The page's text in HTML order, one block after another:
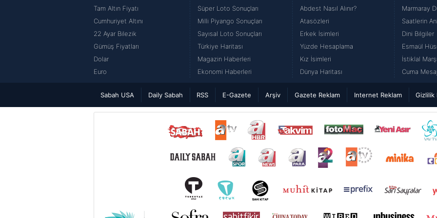
Tam Altın Fiyatı
Cumhuriyet Altını
22 Ayar Bilezik
Gümüş Fiyatları
Dolar
Euro
Süper Loto Sonuçları
Milli Piyango Sonuçları
Sayısal Loto Sonuçları
Türkiye Haritası
Magazin Haberleri
Ekonomi Haberleri
Abdest Nasıl Alınır?
Atasözleri
Erkek İsimleri
Yüzde Hesaplama
Kız İsimleri
Dünya Haritası
Marmaray
Saatlerin
Dini Bilgiler
Esmaül
İstiklal Marşı
Cuma
Sabah USA Daily Sabah RSS E-Gazete Arşiv Gazete Reklam Internet Reklam Gizlilik